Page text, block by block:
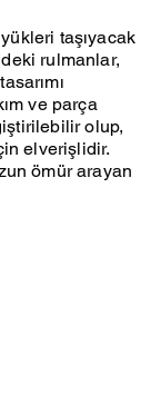
taşıyacak
rulmanlar,
ve parça
olup,
elverişlidir.
ömür arayan